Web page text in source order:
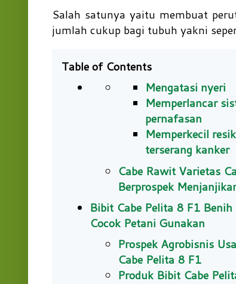
Salah satunya yaitu membuat
jumlah cukup bagi tubuh yakni
Table of Contents
Mengatasi nyeri
Memperlancar
pernafasan
Memperkecil
terserang kanker
Cabe Rawit Varietas
Berprospek
Bibit Cabe Pelita 8 F1 Benih
Cocok Petani Gunakan
Prospek Agrobisnis
Cabe Pelita 8 F1
Produk Bibit Cabe